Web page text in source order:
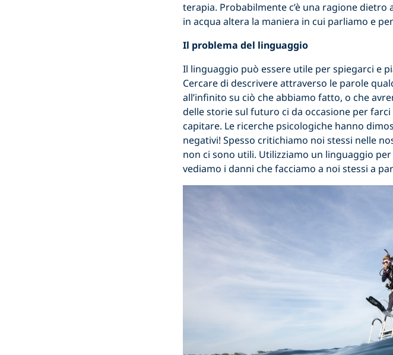
terapia. Probabilmente c’è una ragione dietro
in acqua altera la maniera in cui parliamo e
Il problema del linguaggio
Il linguaggio può essere utile per spiegarci e
Cercare di descrivere attraverso le parole
all’infinito su ciò che abbiamo fatto, o che
delle storie sul futuro ci da occasione per
capitare. Le ricerche psicologiche hanno
negativi! Spesso critichiamo noi stessi nelle
non ci sono utili. Utilizziamo un linguaggio
vediamo i danni che facciamo a noi stessi a